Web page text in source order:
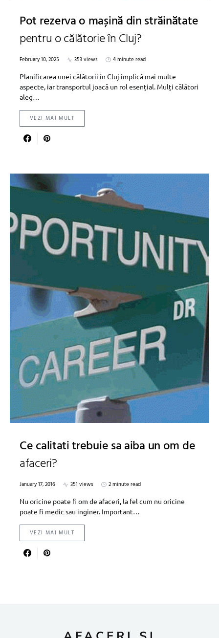
Pot rezerva o mașină din străinătate
pentru o călătorie în Cluj?
February 10, 2025 353 views
4 minute read
Planificarea unei călătorii în Cluj implică mai multe
aspecte, iar transportul joacă un rol esențial. Mulți călători
aleg…
VEZI MAI MULT
Ce calitati trebuie sa aiba un om de
afaceri?
January 17, 2016 351 views
2 minute read
Nu oricine poate fi om de afaceri, la fel cum nu oricine
poate fi medic sau inginer. Important…
VEZI MAI MULT